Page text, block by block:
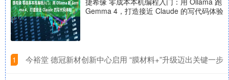
Gemma 4，打造接近 Claude 的写代码体验
1 ​今裕堂 德冠新材创新中心启用 “膜材料+”升级迈出关键一步